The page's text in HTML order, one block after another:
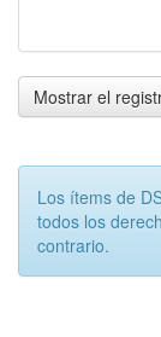
Mostrar el
Los ítems de
todos los
contrario.